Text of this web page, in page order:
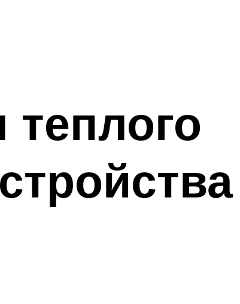
теплого